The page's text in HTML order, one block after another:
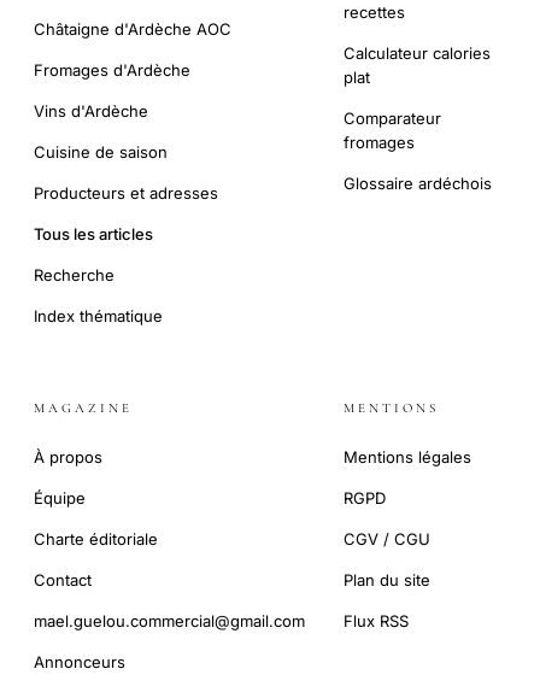
Châtaigne d'Ardèche AOC
Fromages d'Ardèche
Vins d'Ardèche
Cuisine de saison
Producteurs et adresses
Tous les articles
Recherche
Index thématique
recettes
Calculateur calories
plat
Comparateur
fromages
Glossaire ardéchois
MAGAZINE
À propos
Équipe
Charte éditoriale
Contact
mael.guelou.commercial@gmail.com
Annonceurs
MENTIONS
Mentions légales
RGPD
CGV / CGU
Plan du site
Flux RSS